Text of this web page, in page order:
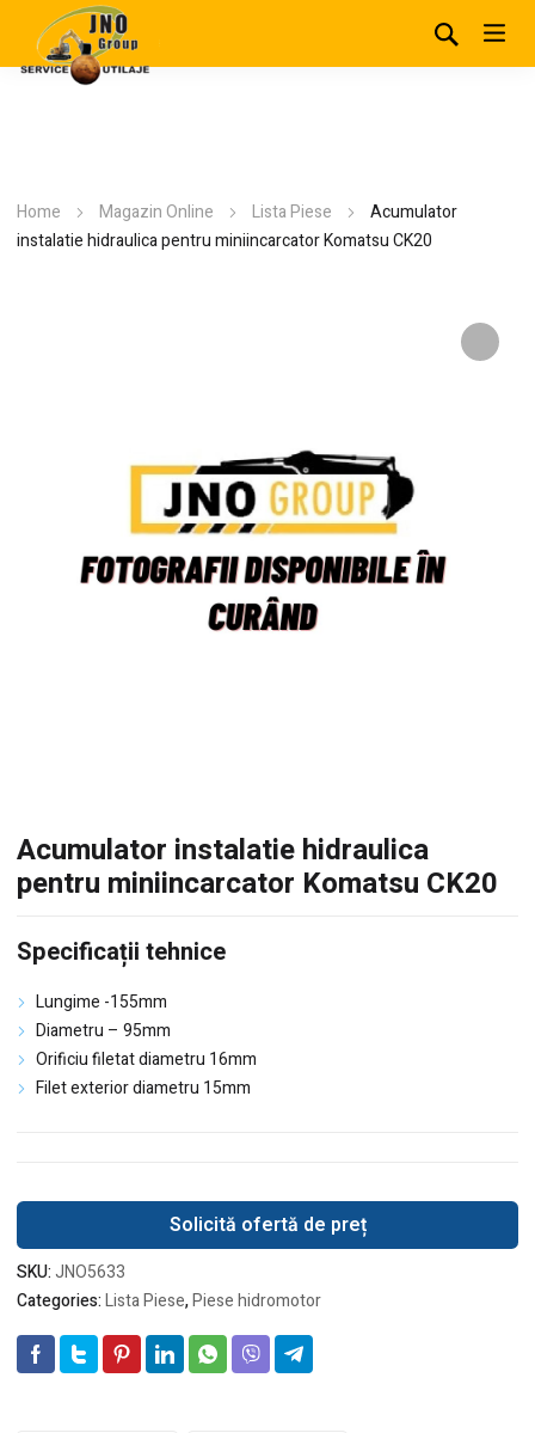
Home Magazin Online Lista Piese
Acumulator
instalatie hidraulica pentru miniincarcator Komatsu CK20
Acumulator instalatie hidraulica
pentru miniincarcator Komatsu CK20
Specificații tehnice
Lungime -155mm
Diametru – 95mm
Orificiu filetat diametru 16mm
Filet exterior diametru 15mm
Solicită ofertă de preț
SKU:JNO5633
Categories:Lista Piese,Piese hidromotor